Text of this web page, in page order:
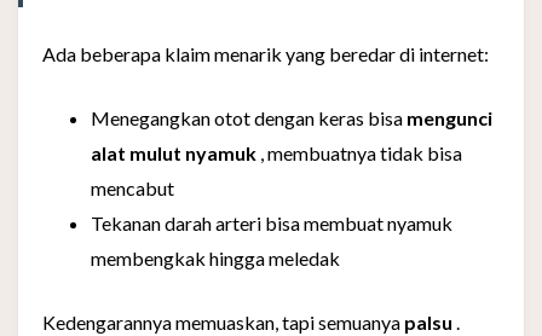
Ada beberapa klaim menarik yang beredar di internet:
Menegangkan otot dengan keras bisa mengunci
alat mulut nyamuk , membuatnya tidak bisa
mencabut
Tekanan darah arteri bisa membuat nyamuk
membengkak hingga meledak
Kedengarannya memuaskan, tapi semuanya palsu .